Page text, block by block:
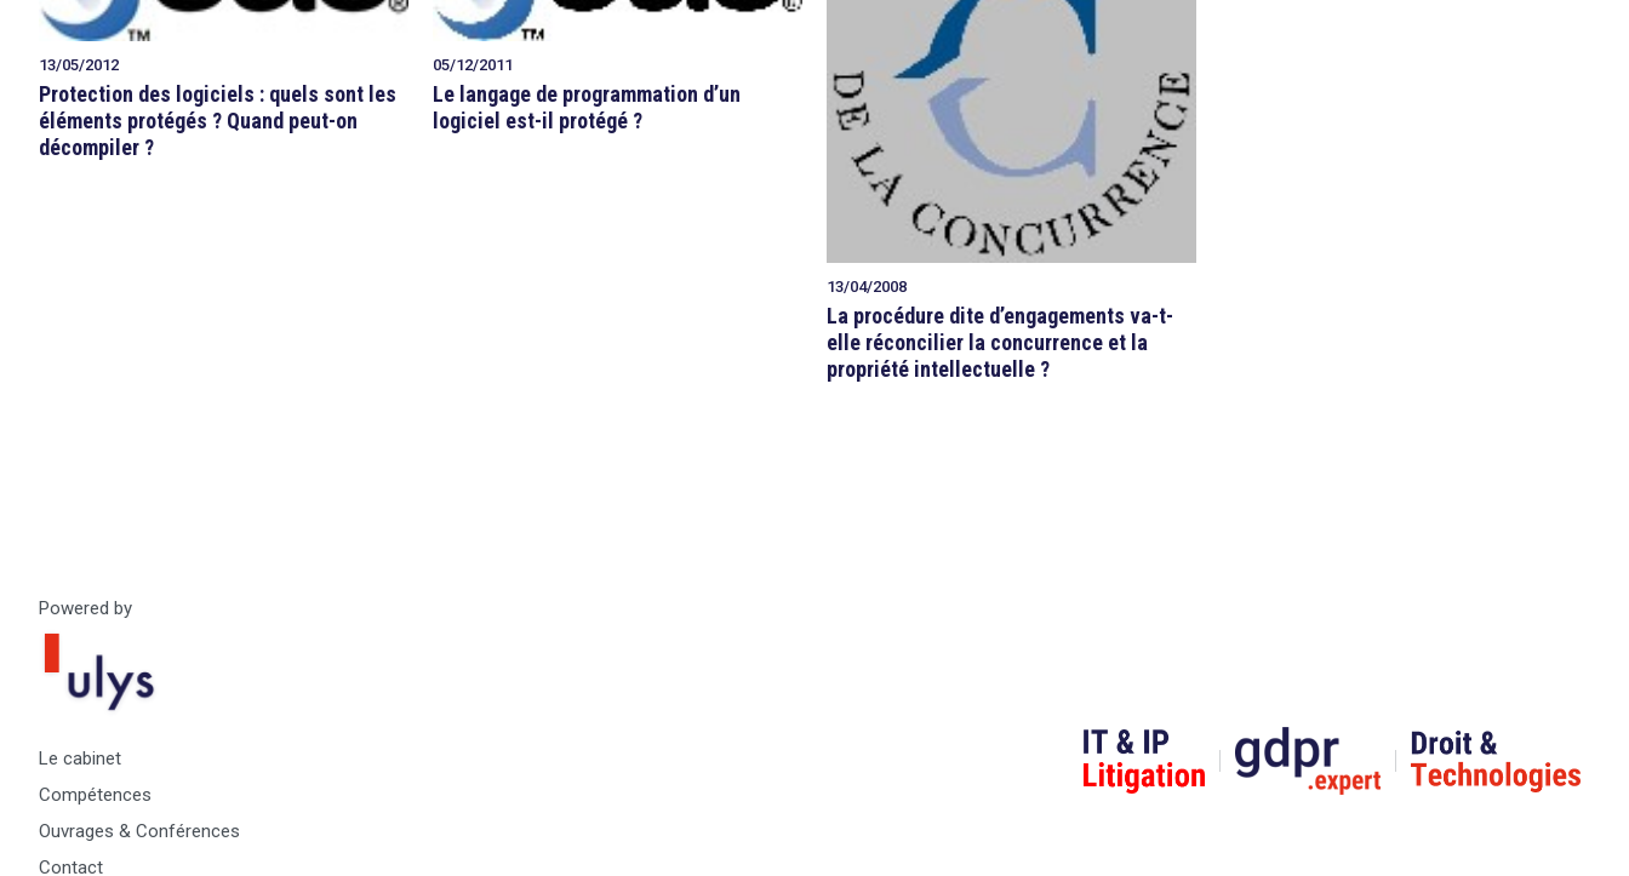
13/05/2012
Protection des logiciels : quels sont les
éléments protégés ? Quand peut-on
décompiler ?
05/12/2011
Le langage de programmation d’un
logiciel est-il protégé ?
13/04/2008
La procédure dite d’engagements va-t-
elle réconcilier la concurrence et la
propriété intellectuelle ?
Powered by
Le cabinet
Compétences
Ouvrages & Conférences
Contact